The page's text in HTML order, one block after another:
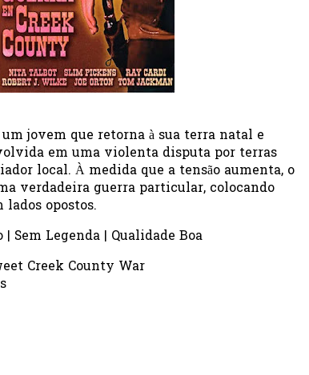
jovem que retorna à sua terra natal e
em uma violenta disputa por terras
local. À medida que a tensão aumenta, o
verdadeira guerra particular, colocando
opostos.
| Sem Legenda | Qualidade Boa
Creek County War